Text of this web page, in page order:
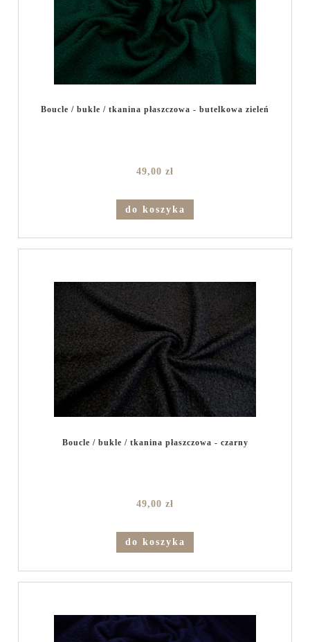
Boucle / bukle / tkanina płaszczowa - butelkowa zieleń
49,00 zł
do koszyka
Boucle / bukle / tkanina płaszczowa - czarny
49,00 zł
do koszyka